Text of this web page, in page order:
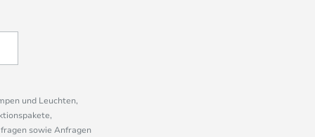
und Leuchten,
sowie Anfragen